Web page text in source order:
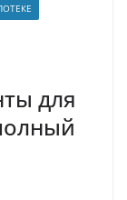
для